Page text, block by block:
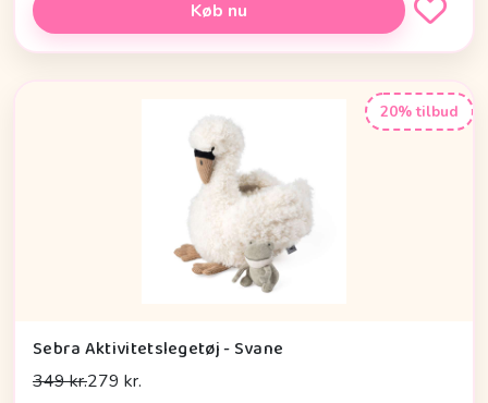
Køb nu
20% tilbud
Sebra Aktivitetslegetøj - Svane
349 kr.279 kr.